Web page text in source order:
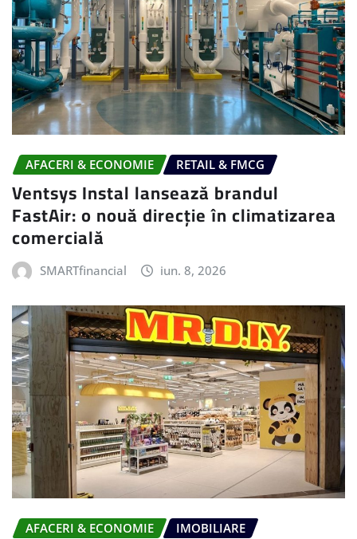
AFACERI & ECONOMIE RETAIL & FMCG
Ventsys Instal lansează brandul
FastAir: o nouă direcție în climatizarea
comercială
SMARTfinancial iun. 8, 2026
AFACERI & ECONOMIE
IMOBILIARE